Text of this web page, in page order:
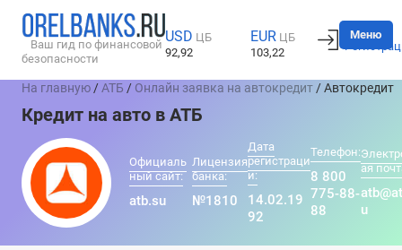
Ваш гид по финансовой
безопасности
USD ЦБ
92,92
EUR ЦБ
103,22
Вход
Меню
На главную /АТБ / Онлайн заявка на автокредит / Автокредит
Кредит на авто в АТБ
Официаль
ный сайт:
atb.su
Лицензия
банка:
№1810
Дата
регистраци
и:
14.02.19
92
Телефон:
8 800
775-88-
88
ая
u